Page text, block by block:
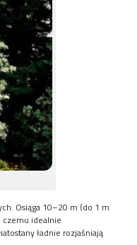
Osiąga 10–20 m (do 1 m
czemu idealnie
ładnie rozjaśniają